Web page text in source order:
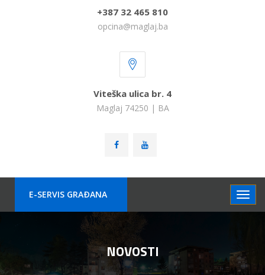
+387 32 465 810
opcina@maglaj.ba
Viteška ulica br. 4
Maglaj 74250 | BA
E-SERVIS GRAÐANA
NOVOSTI